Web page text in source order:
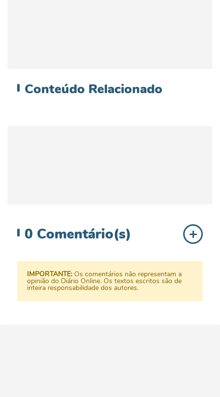
Conteúdo Relacionado
0 Comentário(s)
IMPORTANTE: Os comentários não representam a
opinião do Diário Online. Os textos escritos são de
inteira responsabilidade dos autores.